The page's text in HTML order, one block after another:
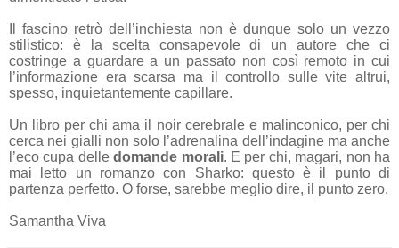
Il fascino retrò dell’inchiesta non è dunque solo un vezzo
stilistico: è la scelta consapevole di un autore che ci
costringe a guardare a un passato non così remoto in cui
l’informazione era scarsa ma il controllo sulle vite altrui,
spesso, inquietantemente capillare.
Un libro per chi ama il noir cerebrale e malinconico, per chi
cerca nei gialli non solo l’adrenalina dell’indagine ma anche
l’eco cupa delledomande morali. E per chi, magari, non ha
mai letto un romanzo con Sharko: questo è il punto di
partenza perfetto. O forse, sarebbe meglio dire, il punto zero.
Samantha Viva